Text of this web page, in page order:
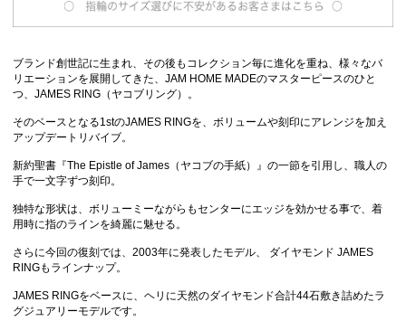
ブランド創世記に生まれ、その後もコレクション毎に進化を重ね、様々なバ
リエーションを展開してきた、JAM HOME MADEのマスターピースのひと
つ、JAMES RING（ヤコブリング）。
そのベースとなる1stのJAMES RINGを、ボリュームや刻印にアレンジを加え
アップデートリバイブ。
新約聖書『The Epistle of James（ヤコブの手紙）』の一節を引用し、職人の
手で一文字ずつ刻印。
独特な形状は、ボリューミーながらもセンターにエッジを効かせる事で、着
用時に指のラインを綺麗に魅せる。
さらに今回の復刻では、2003年に発表したモデル、 ダイヤモンド JAMES
RINGもラインナップ。
JAMES RINGをベースに、ヘリに天然のダイヤモンド合計44石敷き詰めたラ
グジュアリーモデルです。